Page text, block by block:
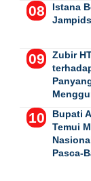
Istana
Zubir
Bupati
Temui
Pasca-